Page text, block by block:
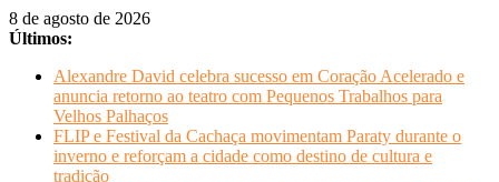
Pular
para
conteúdo
8 de agosto de 2026
Últimos:
Alexandre David celebra sucesso em Coração Acelerado e
anuncia retorno ao teatro com Pequenos Trabalhos para
Velhos Palhaços
FLIP e Festival da Cachaça movimentam Paraty durante o
inverno e reforçam a cidade como destino de cultura e
tradição